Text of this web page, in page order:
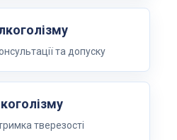
та допуску
тверезості